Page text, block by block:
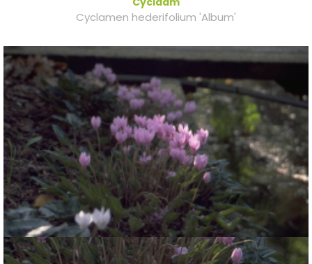
Cyclamen hederifolium 'Album'